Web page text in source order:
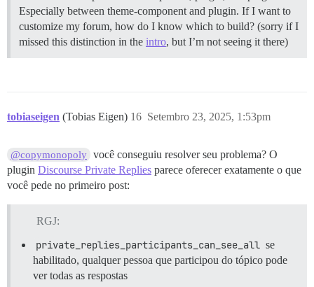
Especially between theme-component and plugin. If I want to
customize my forum, how do I know which to build? (sorry if I
missed this distinction in the intro, but I’m not seeing it there)
tobiaseigen (Tobias Eigen) Setembro 23, 2025, 1:53pm
16
@copymonopoly você conseguiu resolver seu problema? O
plugin Discourse Private Replies parece oferecer exatamente o que
você pede no primeiro post:
RGJ:
private_replies_participants_can_see_all se
habilitado, qualquer pessoa que participou do tópico pode
ver todas as respostas